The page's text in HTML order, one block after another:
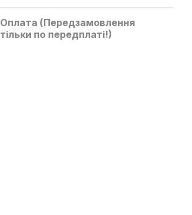
Оплата (Передзамовлення
тільки по передплаті!)